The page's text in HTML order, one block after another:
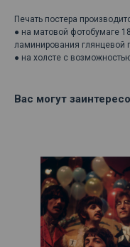
Печать постера
● на матовой фотобумаге
ламинирования глянцевой
● на холсте с
Вас могут